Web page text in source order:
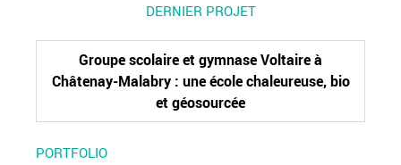
DERNIER PROJET
Groupe scolaire et gymnase Voltaire à
Châtenay-Malabry : une école chaleureuse, bio
et géosourcée
PORTFOLIO